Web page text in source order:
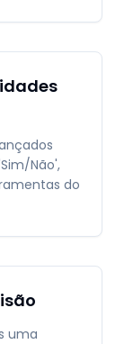
Não',
do
uma